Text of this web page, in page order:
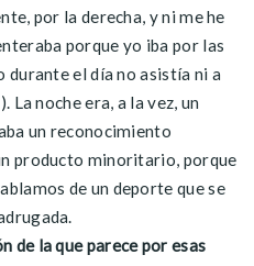
por la derecha, y ni me he
porque yo iba por las
durante el día no asistía ni a
La noche era, a la vez, un
un reconocimiento
producto minoritario, porque
de un deporte que se
de la que parece por esas